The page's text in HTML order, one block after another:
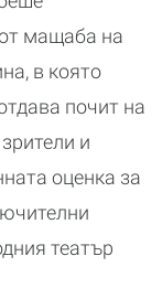
мащаба на
в която
почит на
и
оценка за
театър